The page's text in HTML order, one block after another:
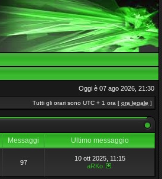
Oggi è 07 ago 2026, 21:30
Tutti gli orari sono UTC + 1 ora [ ora legale ]
Messaggi
Ultimo messaggio
97
10 ott 2025, 11:15
aRKo